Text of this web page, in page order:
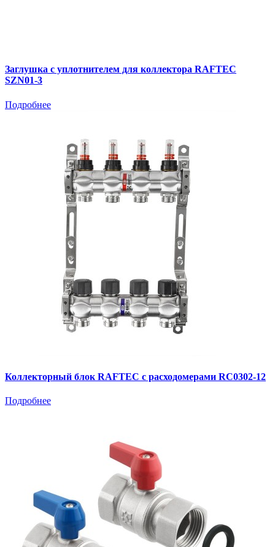
Заглушка с уплотнителем для коллектора RAFTEC
SZN01-3
Подробнее
Коллекторный блок RAFTEC с расходомерами RC0302-12
Подробнее